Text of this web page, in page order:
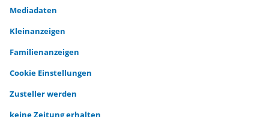
Mediadaten
Kleinanzeigen
Familienanzeigen
Cookie Einstellungen
Zusteller werden
keine Zeitung erhalten